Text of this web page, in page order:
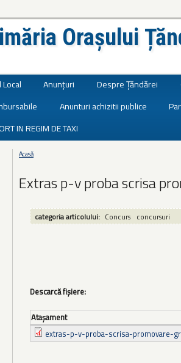
Orașului
Local Anunțuri Despre Țăndărei
Anunturi achizitii publice
IN REGIM DE TAXI
Eşti aici
Acasă
Extras p-v proba scrisa
categoria articolului: Concurs concursuri
Descarcă fișiere:
Ataşament
extras-p-v-proba-scrisa-promovare-